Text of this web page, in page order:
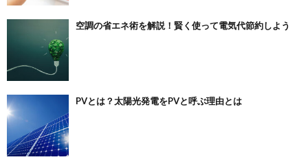
空調の省エネ術を解説！賢く使って電気代節約しよう
PVとは？太陽光発電をPVと呼ぶ理由とは